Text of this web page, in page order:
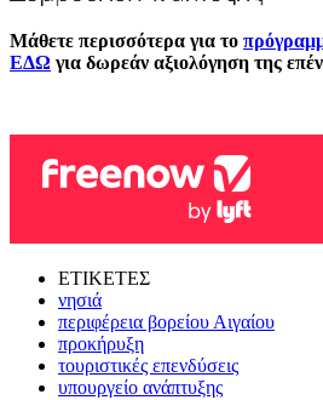
Μάθετε περισσότερα για το
ΕΔΩ για δωρεάν αξιολόγηση της
ΕΤΙΚΕΤΕΣ
νησιά
περιφέρεια βορείου Αιγαίου
προκήρυξη
τουριστικές επενδύσεις
υπουργείο ανάπτυξης